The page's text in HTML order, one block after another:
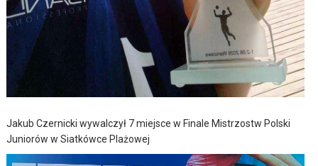
Jakub Czernicki wywalczył 7 miejsce w Finale Mistrzostw Polski
Juniorów w Siatkówce Plażowej